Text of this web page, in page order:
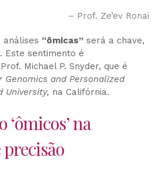
– Prof. Ze’ev Ronai
análises “ômicas”será a chave,
Este sentimento é
Michael P. Snyder, que é
Genomics and Personalized
University, na Califórnia.
na